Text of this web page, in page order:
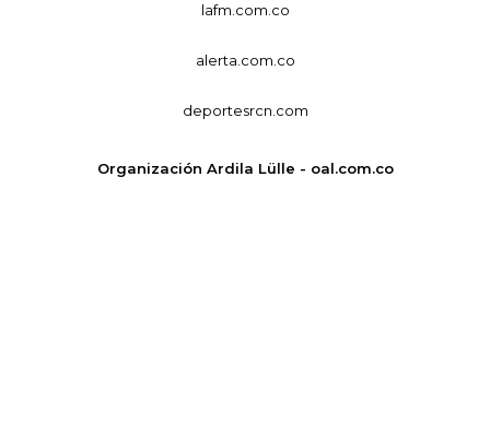
lafm.com.co
alerta.com.co
deportesrcn.com
Organización Ardila Lülle - oal.com.co